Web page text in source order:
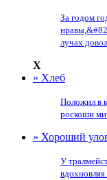
За годом
лучах
Х
» Хлеб
Положил в
роскоши
» Хороший
У
вдохновляя